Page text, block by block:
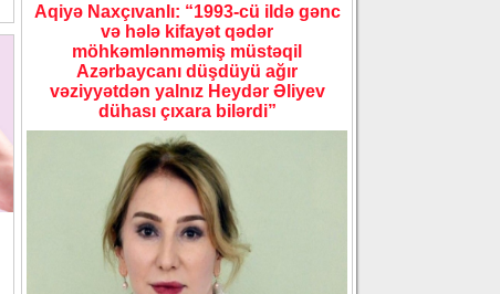
Aqiyə Naxçıvanlı: “1993-cü ildə gənc
və hələ kifayət qədər
möhkəmlənməmiş müstəqil
Azərbaycanı düşdüyü ağır
vəziyyətdən yalnız Heydər Əliyev
dühası çıxara bilərdi”